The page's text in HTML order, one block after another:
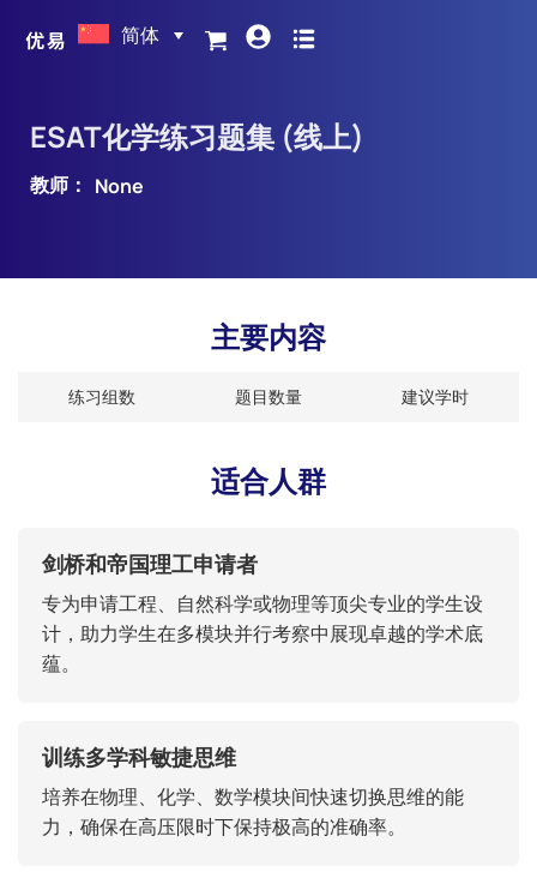
简体
ESAT化学练习题集 (线上)
教师： None
主要内容
练习组数 题目数量 建议学时
适合人群
剑桥和帝国理工申请者
专为申请工程、自然科学或物理等顶尖专业的学生设
计，助力学生在多模块并行考察中展现卓越的学术底
蕴。
训练多学科敏捷思维
培养在物理、化学、数学模块间快速切换思维的能
力，确保在高压限时下保持极高的准确率。